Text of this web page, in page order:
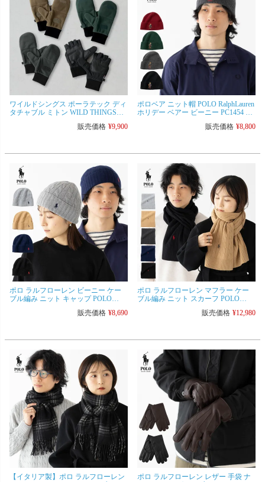
ワイルドシングス ポーラテック ディ
タチャブル ミトン WILD THINGS
ブ フリース [ネコポス可]販売価格 ¥9,900
ポロベア ニット帽 POLO RalphLauren
ホリデー ベアー ビーニー PC1454 ニ
販売価格 ¥8,800
ポロ ラルフローレン ビーニー ケー
ブル編み ニット キャップ POLO
販売価格 ¥8,690
ポロ ラルフローレン マフラー ケー
ブル編み ニット スカーフ POLO
販売価格 ¥12,980
【イタリア製】ポロ ラルフローレン
ポロ ラルフローレン レザー 手袋 ナ